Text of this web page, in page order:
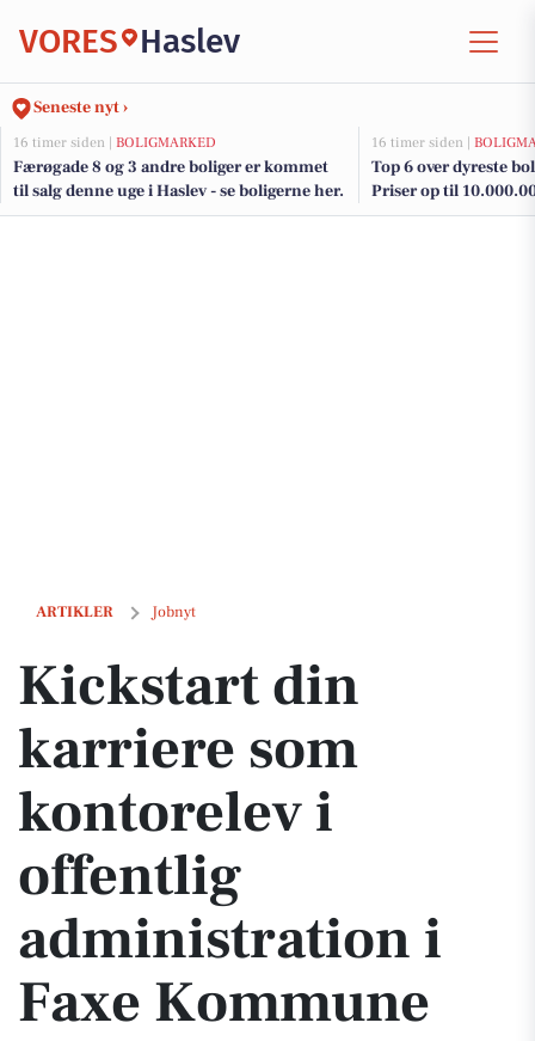
VORES Haslev
Seneste nyt ›
16 timer siden | BOLIGMARKED
Færøgade 8 og 3 andre boliger er kommet
til salg denne uge i Haslev - se boligerne her.
16 timer siden |
Top 6 over dyreste
Priser op til
ARTIKLER Jobnyt
Kickstart din karriere som kontorelev i offentlig administration i
Kickstart din
karriere som
kontorelev i
offentlig
administration i
Faxe Kommune